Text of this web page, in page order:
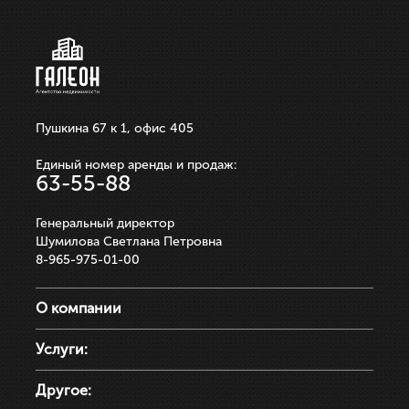
Пушкина 67 к 1, офис 405
Единый номер аренды и продаж:
63-55-88
Генеральный директор
Шумилова Светлана Петровна
8-965-975-01-00
О компании
Услуги:
Другое: